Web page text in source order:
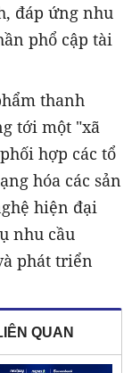
đáp ứng nhu
phổ cập tài
thanh
tới một "xã
hợp các tổ
hóa các sản
hiện đại
nhu cầu
phát triển
QUAN